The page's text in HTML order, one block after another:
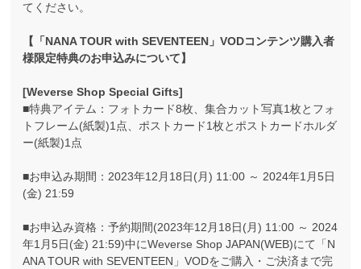
てください。
【「NANA TOUR with SEVENTEEN」VODコンテンツ購入者
様限定特典のお申込みについて】
[Weverse Shop Special Gifts]
■特典アイテム：フォトカード8枚、集合カット写真1枚とフォ
トフレーム(紙製)1点、ポストカード1枚とポストカードホルダ
ー(紙製)1点
■お申込み期間：2023年12月18日(月) 11:00 ～ 2024年1月5日
(金) 21:59
■お申込み資格：予約期間(2023年12月18日(月) 11:00 ～ 2024
年1月5日(金) 21:59)中にWeverse Shop JAPAN(WEB)にて「N
ANA TOUR with SEVENTEEN」VODをご購入・ご決済まで完